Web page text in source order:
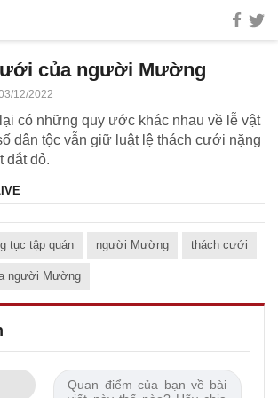
của người Mường
12/2022
có những quy ước khác nhau về lễ vật
dân tộc vẫn giữ luật lệ thách cưới nặng
đắt đỏ.
tục tập quán người Mường thách cưới
người Mường